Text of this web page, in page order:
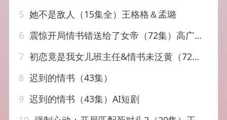
5 她不是敌人（15集全）王格格＆孟璐
6 震惊开局情书错送给了女帝（72集）高广泽＆恩璟&寇诗翎
7 初恋竟是我女儿班主任&情书未泛黄（72）刘月涛&姜羽星
8 迟到的情书（43集）
9 迟到的情书（43集）AI短剧